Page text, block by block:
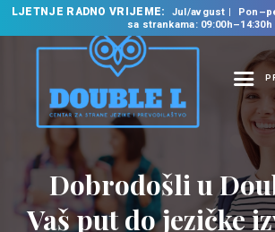
LJETNJE RADNO VRIJEME: Jul/avgust
sa strankama: 09:00h–14:30h
NASLOVNA
O NAMA
NAŠE USLUGE
ŠKOLA STRANIH
Prevodilačke
na 35 jezika